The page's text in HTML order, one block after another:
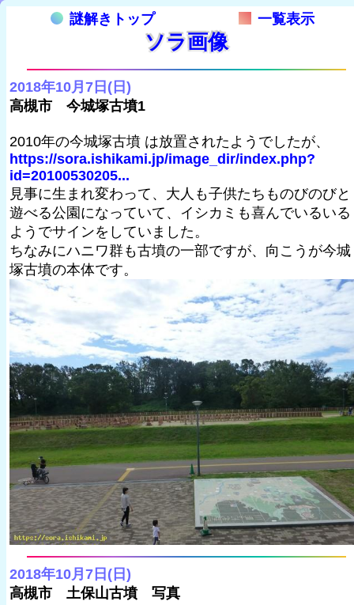
謎解きトップ 一覧表示
ソラ画像
2018年10月7日(日)
高槻市 今城塚古墳1
2010年の今城塚古墳 は放置されたようでしたが、
https://sora.ishikami.jp/image_dir/index.php?
id=20100530205...
見事に生まれ変わって、大人も子供たちものびのびと
遊べる公園になっていて、イシカミも喜んでいるいる
ようでサインをしていました。
ちなみにハニワ群も古墳の一部ですが、向こうが今城
塚古墳の本体です。
2018年10月7日(日)
高槻市 土保山古墳 写真